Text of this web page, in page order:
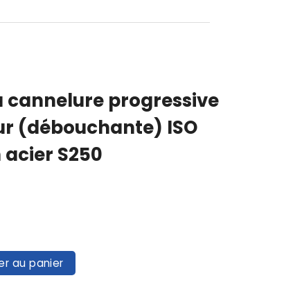
cannelure progressive
(débouchante) ISO
S250
au panier